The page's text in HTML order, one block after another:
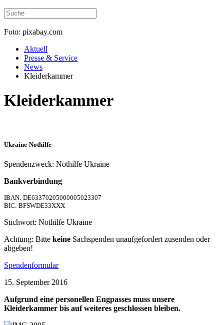
Foto: pixabay.com
Aktuell
Presse & Service
News
Kleiderkammer
Kleiderkammer
Ukraine-Nothilfe
Spendenzweck: Nothilfe Ukraine
Bankverbindung
IBAN: DE63370205000005023307
BIC: BFSWDE33XXX
Stichwort: Nothilfe Ukraine
Achtung: Bitte keine Sachspenden unaufgefordert zusenden oder
abgeben!
Spendenformular
15. September 2016
Aufgrund eine personellen Engpasses muss unsere
Kleiderkammer bis auf weiteres geschlossen bleiben.